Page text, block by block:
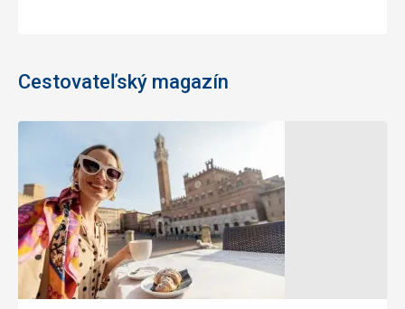
Cestovateľský magazín